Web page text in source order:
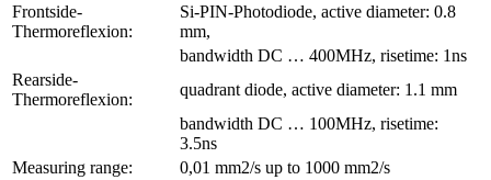
Frontside-
Thermoreflexion:
Si-PIN-Photodiode, active diameter: 0.8
mm,
bandwidth DC … 400MHz, risetime: 1ns
Rearside-
Thermoreflexion:
quadrant diode, active diameter: 1.1 mm
bandwidth DC … 100MHz, risetime:
3.5ns
Measuring range:
0,01 mm2/s up to 1000 mm2/s